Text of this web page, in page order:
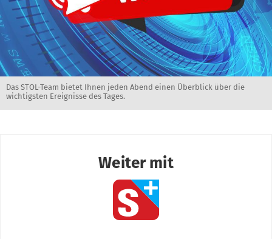
Das STOL-Team bietet Ihnen jeden Abend einen Überblick über die
wichtigsten Ereignisse des Tages.